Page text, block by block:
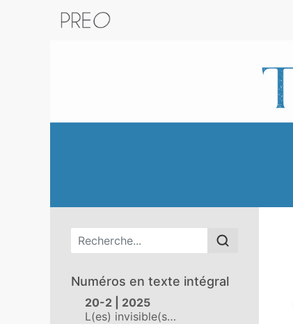
Menu principal
Numéros en texte intégral
20-2 | 2025
L(es) invisible(s…